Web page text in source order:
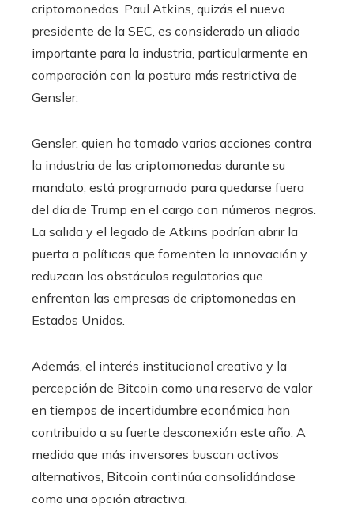
criptomonedas. Paul Atkins, quizás el nuevo
presidente de la SEC, es considerado un aliado
importante para la industria, particularmente en
comparación con la postura más restrictiva de
Gensler.
Gensler, quien ha tomado varias acciones contra
la industria de las criptomonedas durante su
mandato, está programado para quedarse fuera
del día de Trump en el cargo con números negros.
La salida y el legado de Atkins podrían abrir la
puerta a políticas que fomenten la innovación y
reduzcan los obstáculos regulatorios que
enfrentan las empresas de criptomonedas en
Estados Unidos.
Además, el interés institucional creativo y la
percepción de Bitcoin como una reserva de valor
en tiempos de incertidumbre económica han
contribuido a su fuerte desconexión este año. A
medida que más inversores buscan activos
alternativos, Bitcoin continúa consolidándose
como una opción atractiva.